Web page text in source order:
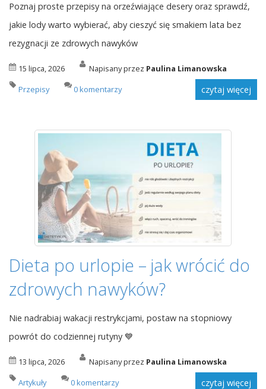
Poznaj proste przepisy na orzeźwiające desery oraz sprawdź,
jakie lody warto wybierać, aby cieszyć się smakiem lata bez
rezygnacji ze zdrowych nawyków
15 lipca, 2026 Napisany przez Paulina Limanowska
Przepisy
0 komentarzy czytaj więcej
Dieta po urlopie – jak wrócić do
zdrowych nawyków?
Nie nadrabiaj wakacji restrykcjami, postaw na stopniowy
powrót do codziennej rutyny 💙
13 lipca, 2026 Napisany przez Paulina Limanowska
Artykuły
0 komentarzy czytaj więcej